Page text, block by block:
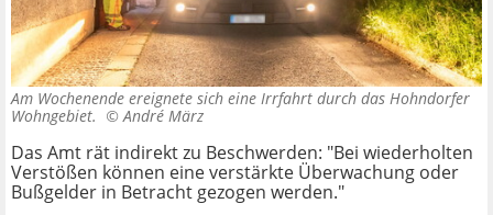
Am Wochenende ereignete sich eine Irrfahrt durch das Hohndorfer
Wohngebiet. ©André März
Das Amt rät indirekt zu Beschwerden: "Bei wiederholten
Verstößen können eine verstärkte Überwachung oder
Bußgelder in Betracht gezogen werden."